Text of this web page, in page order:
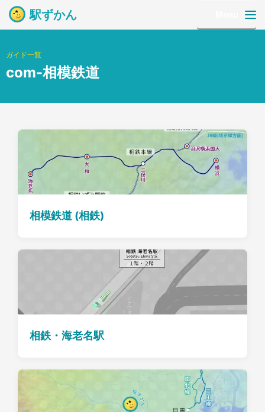
駅ずかん
ガイド一覧
com-相模鉄道
相模鉄道 (相鉄)
相鉄・海老名駅